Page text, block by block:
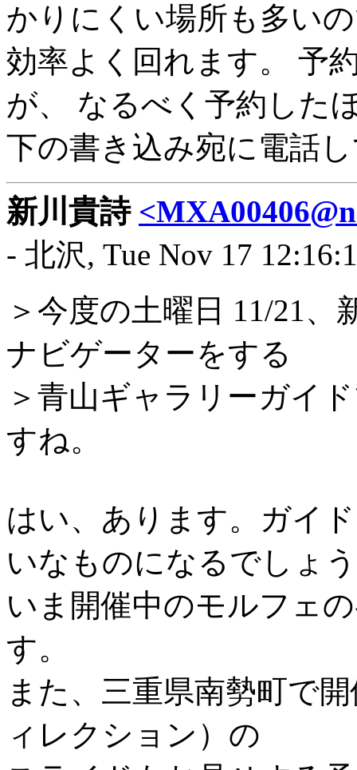
かりにくい場所も多い
効率よく回れます。 予
が、 なるべく予約した
下の書き込み宛に電話
新川貴詩
- 北沢, Tue Nov 17
＞今度の土曜日 11/21
ナビゲーターをする
＞青山ギャラリーガイ
すね。
はい、あります。ガイ
いなものになるでしょ
いま開催中のモルフェ
す。
また、三重県南勢町で
ィレクション）の